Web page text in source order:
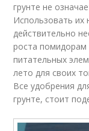
грунте не
Использовать их
действительно
роста помидорам
питательных
лето для своих
Все удобрения
грунте, стоит